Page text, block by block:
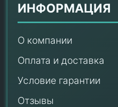
ИНФОРМАЦИЯ
О компании
Оплата и доставка
Условие гарантии
Отзывы